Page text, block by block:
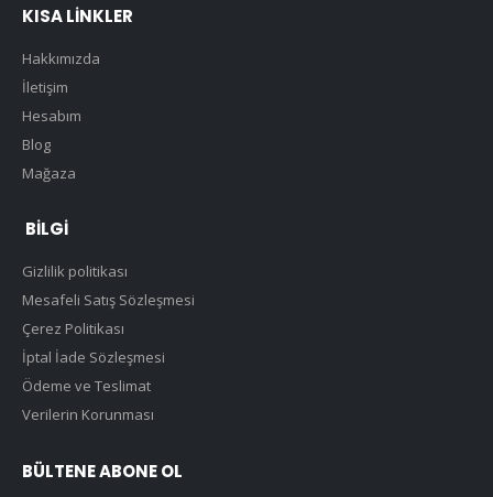
KISA LINKLER
Hakkımızda
İletişim
Hesabım
Blog
Mağaza
BILGI
Gizlilik politikası
Mesafeli Satış Sözleşmesi
Çerez Politikası
İptal İade Sözleşmesi
Ödeme ve Teslimat
Verilerin Korunması
BÜLTENE ABONE OL